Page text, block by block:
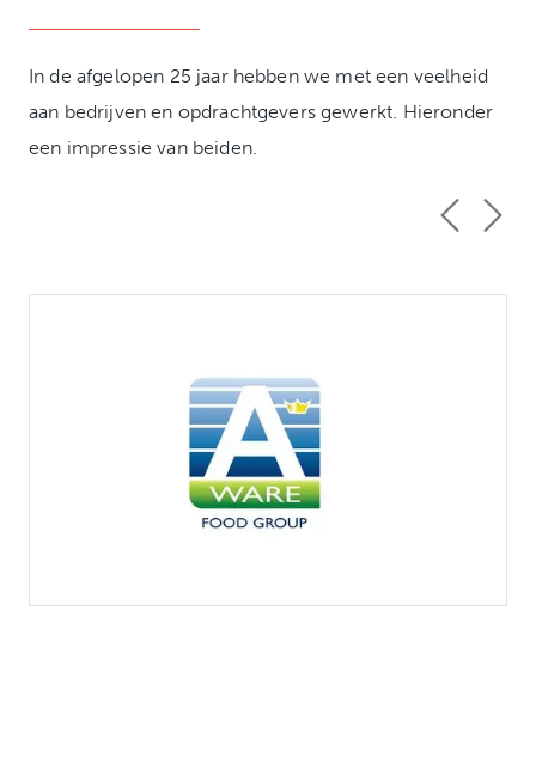
In de afgelopen 25 jaar hebben we met een veelheid
aan bedrijven en opdrachtgevers gewerkt. Hieronder
een impressie van beiden.